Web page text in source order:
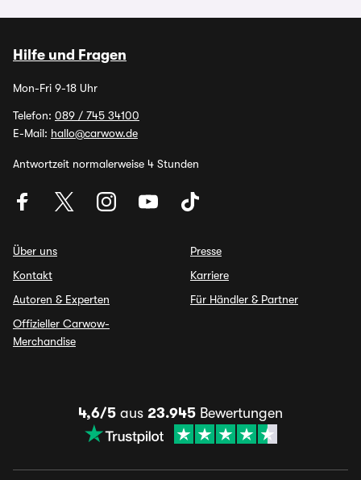
Hilfe und Fragen
Mon-Fri 9-18 Uhr
Telefon: 089 / 745 34100
E-Mail: hallo@carwow.de
Antwortzeit normalerweise 4 Stunden
Über uns
Kontakt
Autoren & Experten
Offizieller Carwow-
Merchandise
Presse
Karriere
Für Händler & Partner
4,6/5 aus 23.945 Bewertungen